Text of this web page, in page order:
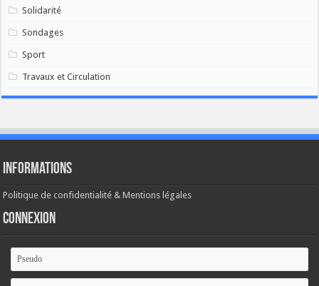
Solidarité
Sondages
Sport
Travaux et Circulation
Informations
Politique de confidentialité & Mentions légales
Connexion